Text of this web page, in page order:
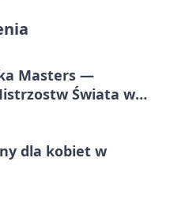
Masters —
Świata w
dla kobiet w